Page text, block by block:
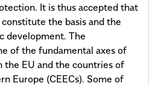
It is thus accepted that
the basis and the
development. The
of the fundamental axes of
the EU and the countries of
Europe (CEECs). Some of